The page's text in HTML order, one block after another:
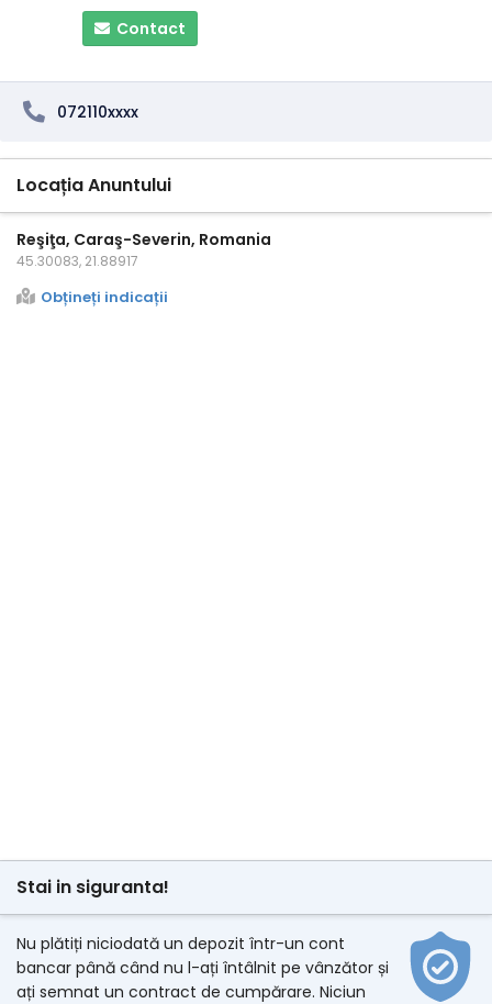
Contact
072110xxxx
Locația Anuntului
Reşiţa, Caraş-Severin, Romania
45.30083, 21.88917
Obțineți indicații
Stai in siguranta!
Nu plătiți niciodată un depozit într-un cont
bancar până când nu l-ați întâlnit pe vânzător și
ați semnat un contract de cumpărare. Niciun